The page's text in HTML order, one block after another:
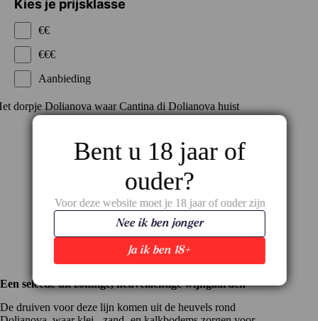
Kies je prijsklasse
€€
€€€
Aanbieding
Een selectie uit zonnige, heuvelachtige wijngaarden
De druiven voor deze lijn komen uit de heuvels rond
Bent u 18 jaar of
ouder?
Voor deze website moet je 18 jaar of ouder zijn
Ja ik ben 18+
Nee ik ben jonger